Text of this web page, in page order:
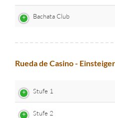
Bachata Club
Rueda de Casino -
Stufe 1
Stufe 2